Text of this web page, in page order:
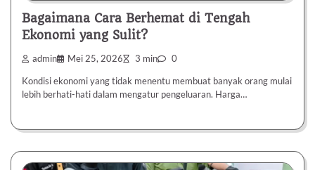
Bagaimana Cara Berhemat di Tengah
Ekonomi yang Sulit?
admin Mei 25, 2026 3 min 0
Kondisi ekonomi yang tidak menentu membuat banyak orang mulai
lebih berhati-hati dalam mengatur pengeluaran. Harga…